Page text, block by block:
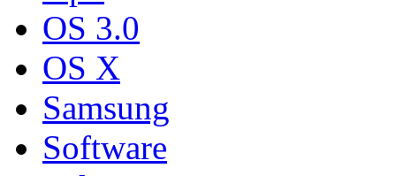
OS 3.0
OS X
Samsung
Software